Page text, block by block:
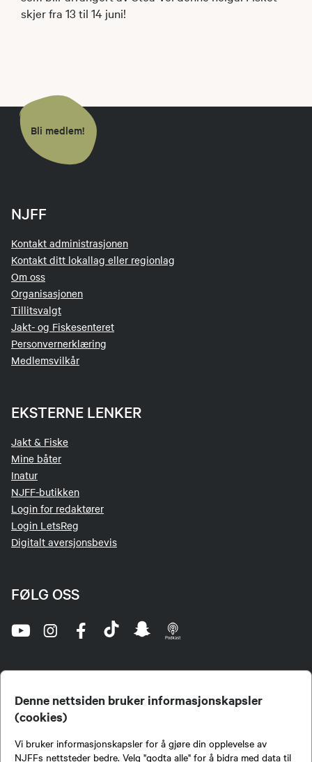
Denne nettsiden bruker informasjonskapsler
(cookies)
Vi bruker informasjonskapsler for å gjøre din opplevelse av
NJFFs nettsteder bedre. Velg "godta alle" for å bidra med data til
skjer fra 13 til 14 juni!
Bli medlem!
NJFF
Kontakt administrasjonen
Kontakt ditt lokallag eller regionlag
Om oss
Organisasjonen
Tillitsvalgt
Jakt- og Fiskesenteret
Personvernerklæring
Medlemsvilkår
EKSTERNE LENKER
Jakt & Fiske
Mine båter
Inatur
NJFF-butikken
Login for redaktører
Login LetsReg
Digitalt aversjonsbevis
FØLG OSS
jegere og sportsfiskere og et av de viktigste miljøene for formidling av kunnskap om jakt og
fiske i Norge. Vi er en partipolitisk nøytral organisasjon, men har et sterkt jakt-, fiske-, og